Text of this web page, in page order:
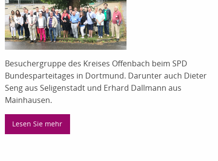
Besuchergruppe des Kreises Offenbach beim SPD
Bundesparteitages in Dortmund. Darunter auch Dieter
Seng aus Seligenstadt und Erhard Dallmann aus
Mainhausen.
Lesen Sie mehr